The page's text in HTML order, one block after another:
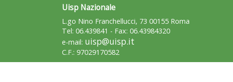
Uisp Nazionale
L.go Nino Franchellucci, 73 00155 Roma
Tel: 06.439841 - Fax: 06.43984320
e-mail: uisp@uisp.it
C.F.: 97029170582